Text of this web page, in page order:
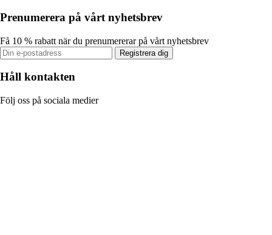
Prenumerera på vårt nyhetsbrev
Få 10 % rabatt när du prenumererar på vårt nyhetsbrev
Registrera dig
Håll kontakten
Följ oss på sociala medier